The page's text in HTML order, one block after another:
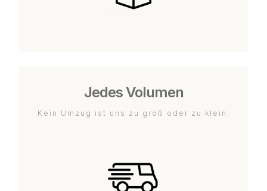
Jedes Volumen
Kein Umzug ist uns zu groß oder zu klein.